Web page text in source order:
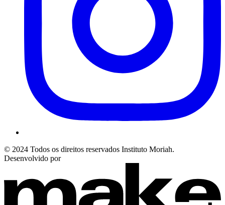
© 2024 Todos os direitos reservados Instituto Moriah.
Desenvolvido por